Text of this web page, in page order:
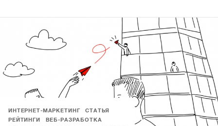
ИНТЕРНЕТ-МАРКЕТИНГ
СТАТЬЯ
РЕЙТИНГИ
ВЕБ-РАЗРАБОТКА